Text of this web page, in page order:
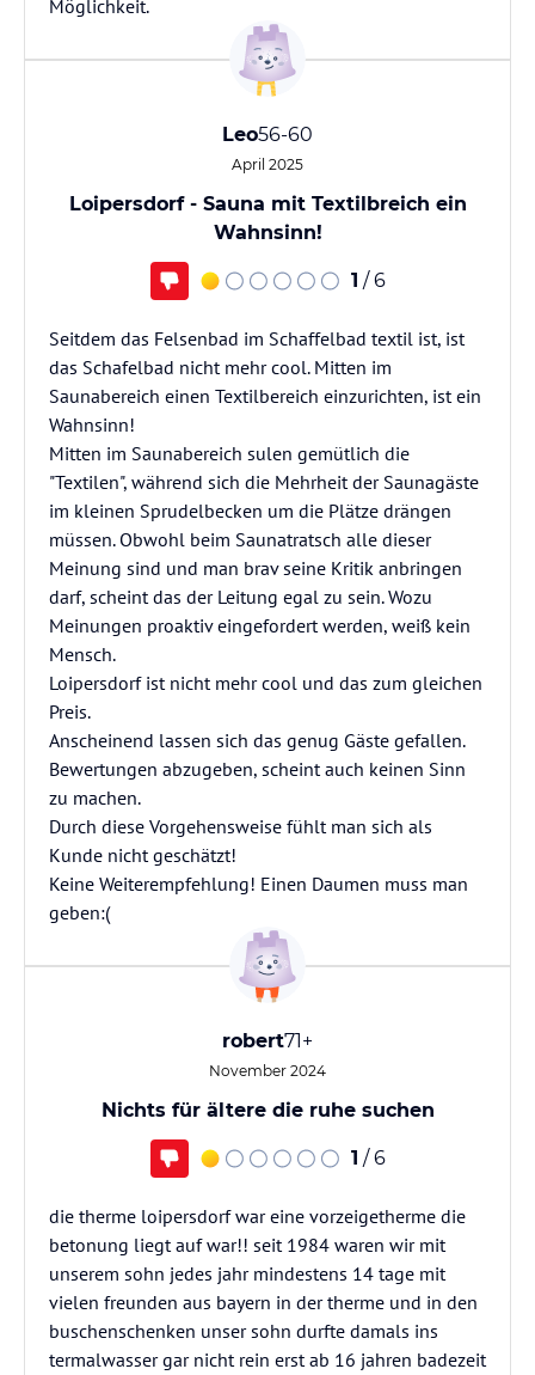
Leo56-60
April 2025
Loipersdorf - Sauna mit Textilbreich ein
Wahnsinn!
1 / 6
Seitdem das Felsenbad im Schaffelbad textil ist, ist
das Schafelbad nicht mehr cool. Mitten im
Saunabereich einen Textilbereich einzurichten, ist ein
Wahnsinn!
Mitten im Saunabereich sulen gemütlich die
"Textilen", während sich die Mehrheit der Saunagäste
im kleinen Sprudelbecken um die Plätze drängen
müssen. Obwohl beim Saunatratsch alle dieser
Meinung sind und man brav seine Kritik anbringen
darf, scheint das der Leitung egal zu sein. Wozu
Meinungen proaktiv eingefordert werden, weiß kein
Mensch.
Loipersdorf ist nicht mehr cool und das zum gleichen
Preis.
Anscheinend lassen sich das genug Gäste gefallen.
Bewertungen abzugeben, scheint auch keinen Sinn
zu machen.
Durch diese Vorgehensweise fühlt man sich als
Kunde nicht geschätzt!
Keine Weiterempfehlung! Einen Daumen muss man
geben:(
robert71+
November 2024
Nichts für ältere die ruhe suchen
1 / 6
die therme loipersdorf war eine vorzeigetherme die
betonung liegt auf war!! seit 1984 waren wir mit
unserem sohn jedes jahr mindestens 14 tage mit
vielen freunden aus bayern in der therme und in den
buschenschenken unser sohn durfte damals ins
termalwasser gar nicht rein erst ab 16 jahren badezeit